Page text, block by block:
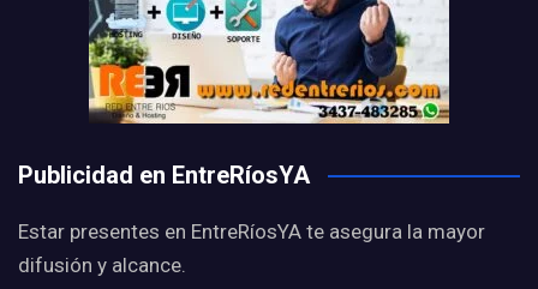
Publicidad en EntreRíosYA
Estar presentes en EntreRíosYA te asegura la mayor
difusión y alcance.